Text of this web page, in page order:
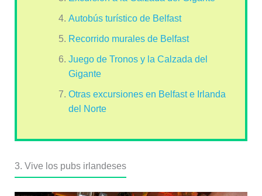
Autobús turístico de Belfast
Recorrido murales de Belfast
Juego de Tronos y la Calzada del
Gigante
Otras excursiones en Belfast e Irlanda
del Norte
3. Vive los pubs irlandeses